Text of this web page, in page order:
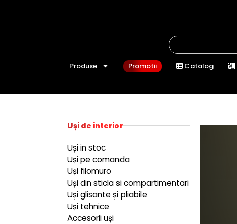
Produse Promotii Catalog
Uși de interior
Uși in stoc
Uși pe comanda
Uși filomuro
Uși din sticla si compartimentari
Uși glisante și pliabile
Uși tehnice
Accesorii uși